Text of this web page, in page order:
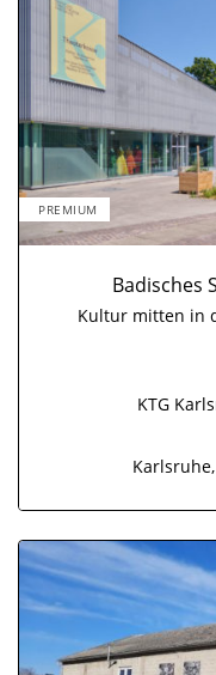
PREMIUM
Badisches
Kultur mitten in
KTG